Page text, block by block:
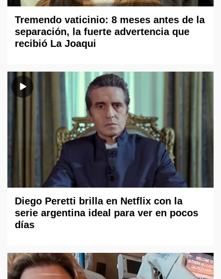
Tremendo vaticinio: 8 meses antes de la
separación, la fuerte advertencia que
recibió La Joaqui
Diego Peretti brilla en Netflix con la
serie argentina ideal para ver en pocos
días